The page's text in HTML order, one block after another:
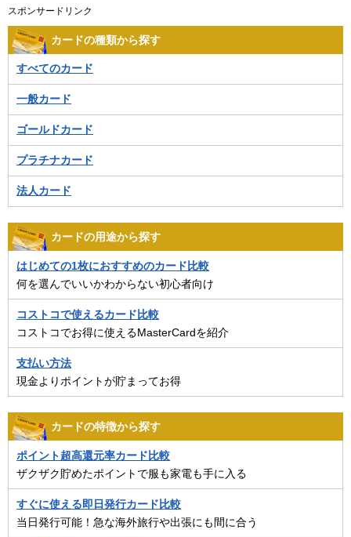
スポンサードリンク
カードの種類から探す
すべてのカード
一般カード
ゴールドカード
プラチナカード
法人カード
カードの用途から探す
はじめての1枚におすすめのカード比較
何を選んでいいかわからない初心者向け
コストコで使えるカード比較
コストコでお得に使えるMasterCardを紹介
支払い方法
現金よりポイントが貯まってお得
カードの特徴から探す
ポイント超高還元率カード比較
ザクザク貯めたポイントで服も家電も手に入る
すぐに使える即日発行カード比較
当日発行可能！急な海外旅行や出張にも間に合う